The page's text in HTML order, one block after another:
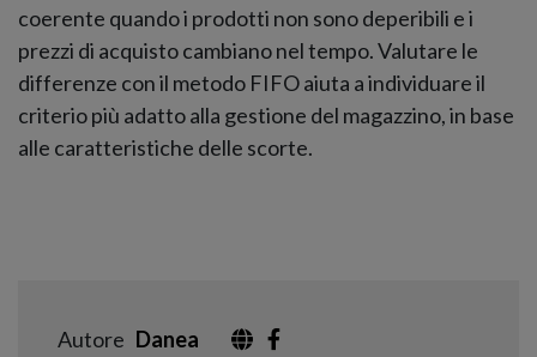
coerente quando i prodotti non sono deperibili e i
prezzi di acquisto cambiano nel tempo. Valutare le
differenze con il metodo FIFO aiuta a individuare il
criterio più adatto alla gestione del magazzino, in base
alle caratteristiche delle scorte.
Autore Danea